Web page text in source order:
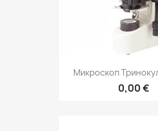
Микроскоп
0,00 €